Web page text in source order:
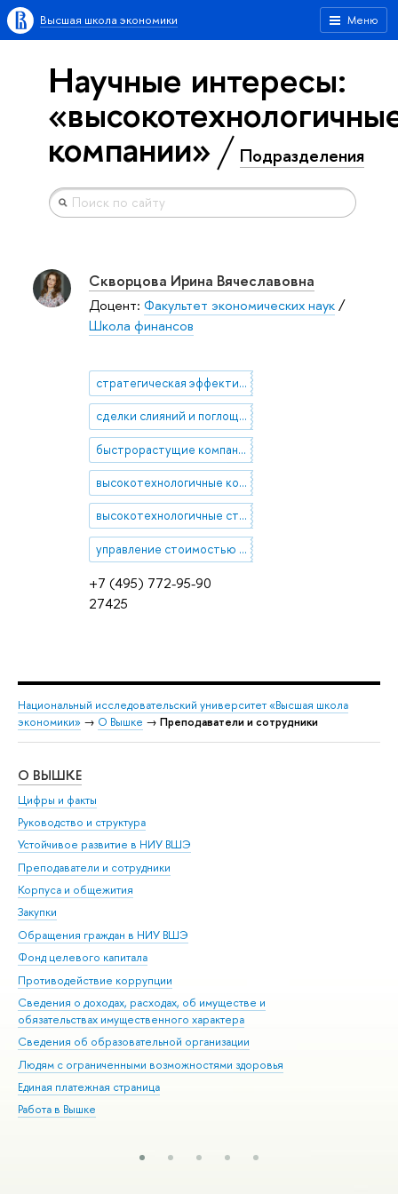
Меню
Высшая школа экономики
Научные интересы:
компании» Подразделения
+7 (495) 772-95-90
27425
Скворцова Ирина Вячеславовна
Доцент: Факультет экономических наук/
Школа финансов
стратегическая эффективность компании
сделки слияний и поглощений
быстрорастущие компании
высокотехнологичные компании
высокотехнологичные стартапы
управление стоимостью компании
Национальный исследовательский университет «Высшая школа
экономики» → О Вышке → Преподаватели и сотрудники
О ВЫШКЕ
Цифры и факты
Руководство и структура
Устойчивое развитие в НИУ ВШЭ
Преподаватели и сотрудники
Корпуса и общежития
Закупки
Обращения граждан в НИУ ВШЭ
Фонд целевого капитала
Противодействие коррупции
Сведения о доходах, расходах, об имуществе и
обязательствах имущественного характера
Сведения об образовательной организации
Людям с ограниченными возможностями здоровья
Единая платежная страница
Работа в Вышке